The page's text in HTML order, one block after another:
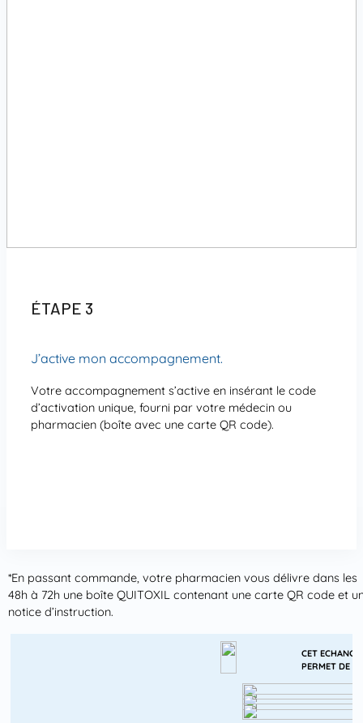
ÉTAPE 3
J’active mon accompagnement.
Votre accompagnement s’active en insérant le code
d’activation unique, fourni par votre médecin ou
pharmacien (boîte avec une carte QR code).
*En passant commande, votre pharmacien vous délivre dans les
48h à 72h une boîte QUITOXIL contenant une carte QR code et
notice d’instruction.
CET ECHANGE
PERMET DE :